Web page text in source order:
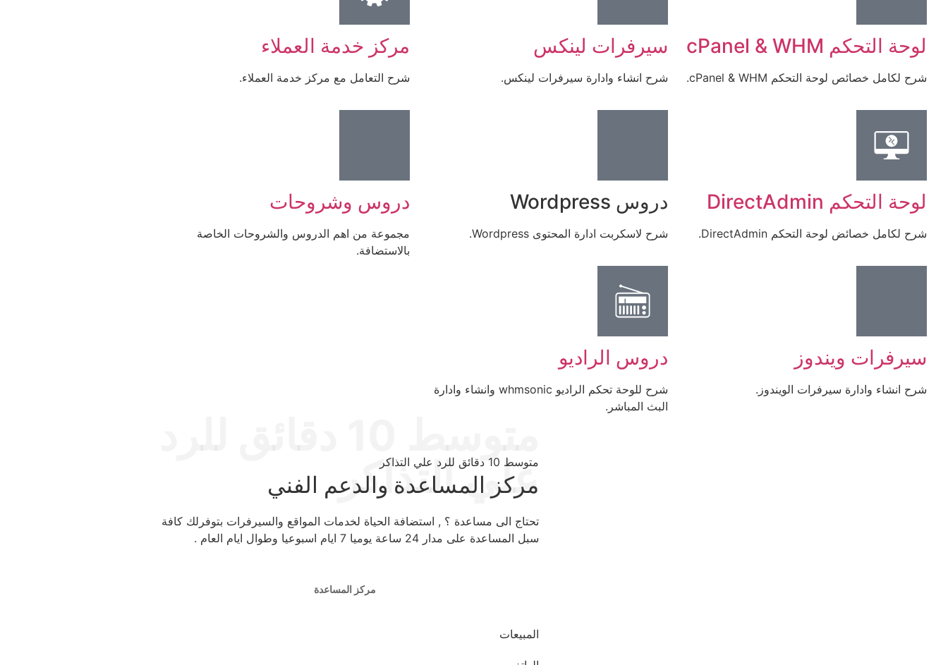
لوحة التحكم cPanel & WHM
شرح لكامل خصائص لوحة التحكم cPanel & WHM.
لوحة التحكم DirectAdmin
شرح لكامل خصائض لوحة التحكم DirectAdmin.
سيرفرات ويندوز
شرح انشاء وادارة سيرفرات الويندوز.
سيرفرات لينكس
شرح انشاء وادارة سيرفرات لينكس.
دروس Wordpress
شرح لاسكربت ادارة المحتوى Wordpress.
دروس الراديو
شرح للوحة تحكم الراديو whmsonic وانشاء وادارة
البث المباشر.
مركز خدمة العملاء
شرح التعامل مع مركز خدمة العملاء.
دروس وشروحات
مجموعة من اهم الدروس والشروحات الخاصة
بالاستضافة.
علي التذاكر
متوسط 10 دقائق للرد علي التذاكر
مركز المساعدة والدعم الفني
تحتاج الى مساعدة ؟ , استضافة الحياة لخدمات المواقع والسيرفرات بتوفرلك كافة
سبل المساعدة على مدار 24 ساعة يوميا 7 ايام اسبوعيا وطوال ايام العام .
مركز المساعدة
المبيعات